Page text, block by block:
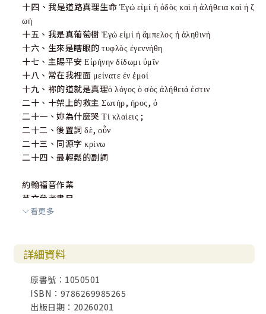
十四、我是道路真理生命 Ἐγώ εἰμί ἡ ὁδὸς καὶ ἡ ἀλήθεια καὶ ἡ ζ
ωή
十五、我是真葡萄樹 Ἐγώ εἰμί ἡ ἄμπελος ἡ ἀληθινή
十六、生來是瞎眼的 τυφλὸς ἐγεννήθη
十七、主賜平安 Εἰρήνην δίδωμι ὑμῖν
十八、常在我裡面 μείνατε ἐν ἐμοί
十九、祢的道就是真理ὁ λόγος ὁ σὸς ἀλήθειά ἐστιν
二十、十架上的救主 Σωτήρ, ήρος, ὁ
二十一、妳為什麼哭 Τί κλαίεις ;
二十二、後置詞 δὲ, οὖν
二十三、同源字 κρίνω
二十四、最輕鬆的副詞
約翰福音作業
英文參考書目
中文參考書目
快速的寫綜覽記錄
一生最尊貴的選擇
術語和縮寫的簡解
約翰福音作業答案
看更多
詳細資料
原書號：1050501
ISBN：9786269985265
出版日期：20260201